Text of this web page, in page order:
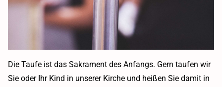
Die Taufe ist das Sakrament des Anfangs. Gern taufen wir
Sie oder Ihr Kind in unserer Kirche und heißen Sie damit in